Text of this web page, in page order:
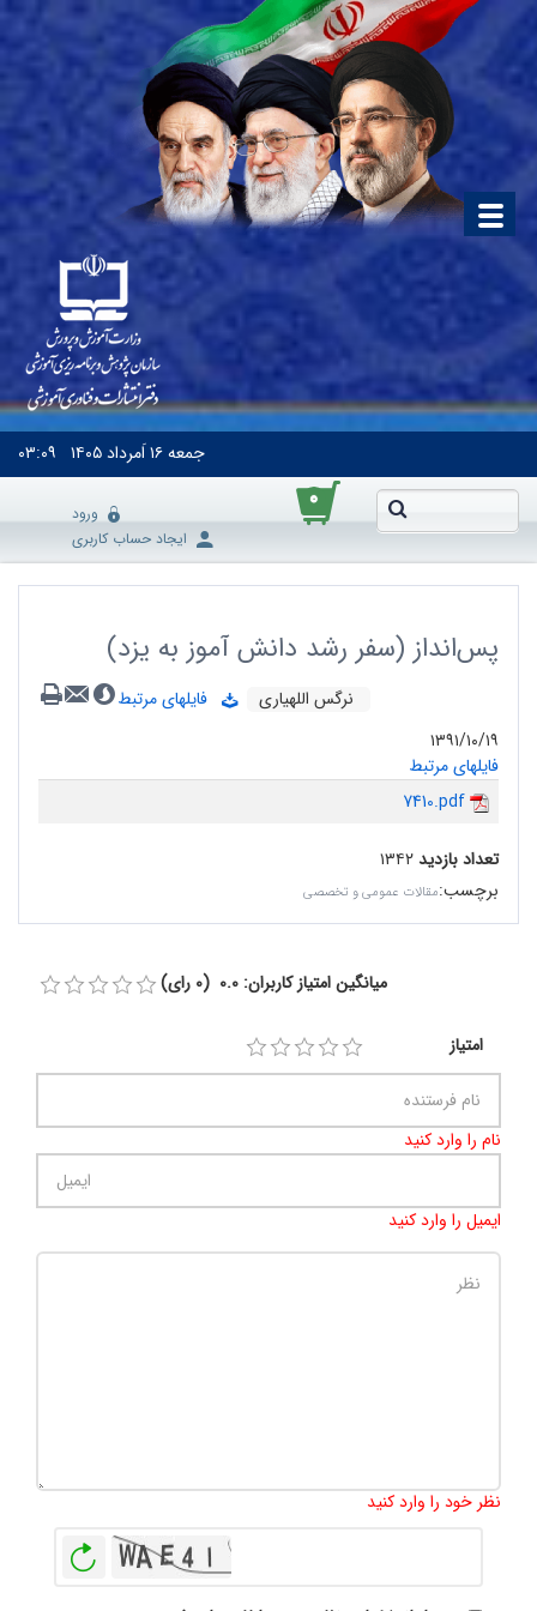
جمعه۱۶ اَمرداد ۱۴۰۵ ۰۳:۰۹
۰
ورود
ایجاد حساب کاربری
پس‌انداز (سفر رشد دانش آموز به یزد)
نرگس اللهیاری
فایلهای مرتبط
۱۳۹۱/۱۰/۱۹
فایلهای مرتبط
7410.pdf
تعداد بازدید۱۳۴۲
برچسب:مقالات عمومی و تخصصی
میانگین امتیاز کاربران: 0.0 (0 رای)
امتیاز
نام را وارد کنید
ایمیل را وارد کنید
نظر خود را وارد کنید